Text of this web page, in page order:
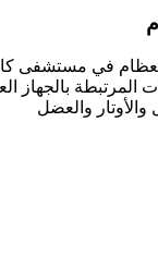
في مستشفى
المرتبطة بالجهاز
والعضل